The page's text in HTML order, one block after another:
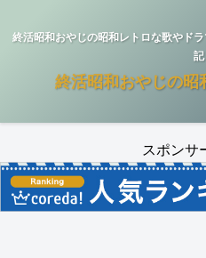
終活昭和おやじの昭和レトロな歌やド
記
終活昭和おやじの昭
スポンサ